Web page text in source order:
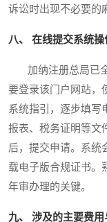
诉讼时出现不必要的
八、 在线提交系统操
加纳注册总局已全
要登录该门户网站，
系统指引，逐步填写
报表、税务证明等文
后，提交申请。系统
载电子版合规证书。
年审办理的关键。
九、 涉及的主要费